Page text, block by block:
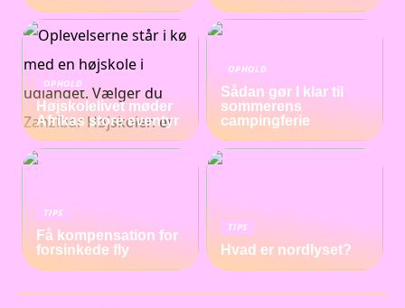
OPHOLD
Højskolelivet møder
Afrikas store eventyr
OPHOLD
Sådan gør I klar til
sommerens
campingferie
TIPS
Få kompensation for
forsinkede fly
TIPS
Hvad er nordlyset?